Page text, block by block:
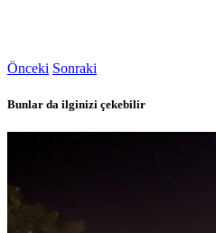
Önceki Sonraki
Bunlar da ilginizi çekebilir